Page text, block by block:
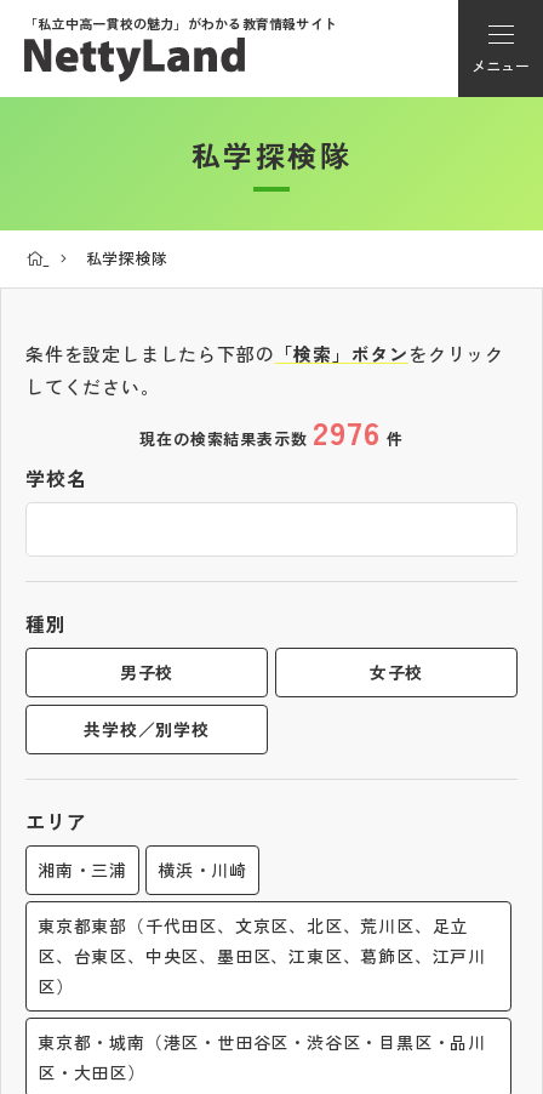
「私立中高一貫校の魅力」がわかる教育情報サイト
メニュー
アカウント登録
メニュー
学校選び
私学探検隊
説明会・イベント情報
よみもの
学校HP最新情報
特集
NettyLandかわら版
私学探検隊
私学探検隊
条件を設定しましたら下部の 「検索」ボタンをクリック
してください。
現在の検索結果表示数 2976 件
学校名
種別
男子校 女子校
共学校／別学校
エリア
湘南・三浦 横浜・川崎
東京都東部（千代田区、文京区、北区、荒川区、足立
区、台東区、中央区、墨田区、江東区、葛飾区、江戸川
区）
東京都・城南（港区・世田谷区・渋谷区・目黒区・品川
区・大田区）